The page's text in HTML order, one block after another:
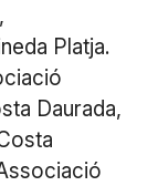
Platja.
Daurada,